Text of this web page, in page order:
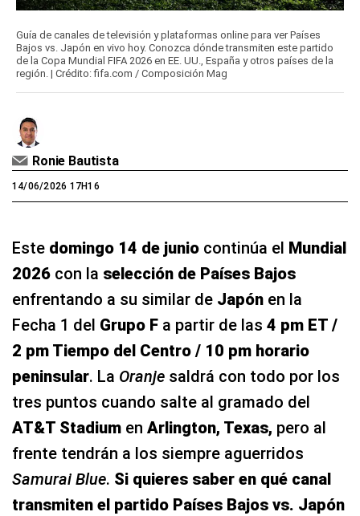
Guía de canales de televisión y plataformas online para ver Países
Bajos vs. Japón en vivo hoy. Conozca dónde transmiten este partido
de la Copa Mundial FIFA 2026 en EE. UU., España y otros países de la
región. | Crédito: fifa.com / Composición Mag
Ronie Bautista
14/06/2026 17H16
Este domingo 14 de junio continúa el Mundial
2026 con la selección de Países Bajos
enfrentando a su similar de Japón en la
Fecha 1 del Grupo F a partir de las 4 pm ET /
2 pm Tiempo del Centro / 10 pm horario
peninsular. La Oranje saldrá con todo por los
tres puntos cuando salte al gramado del
AT&T Stadium en Arlington, Texas, pero al
frente tendrán a los siempre aguerridos
Samurai Blue. Si quieres saber en qué canal
transmiten el partido Países Bajos vs. Japón